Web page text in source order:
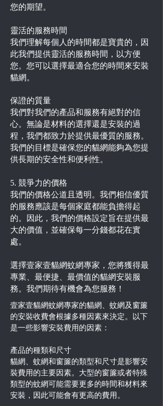
您的期望。
靈活的服務時間
我們理解每個人的時間都是寶貴的，因
此我們提供靈活的服務時間，以方便
您。您可以選擇最適合您的時間來安裝
貓網。
保證的質量
我們對我們的產品和服務有絕對的信
心。無論是材料的選擇還是安裝的過
程，我們都致力於提供最優質的服務。
我們的目標是確保您的貓網能夠為您提
供長期的安全性和便利性。
5. 競爭力的價格
我們的價格公道且透明。我們相信優質
的服務應該是每個家庭都能負擔得起
的。因此，我們的價格設定旨在提供最
大的價值，並確保每一分錢都花在實
處。
選擇壹家壹貓網蚊網專家，您將獲得最
專業、最便捷、最價值的貓網安裝服
務。我們期待有機會為您服務！
壹家壹貓網蚊網專家的貓網、蚊網及窗簾
的安裝收費會根據多種因素來決定。以下
是一些影響安裝費用的因素：
產品的種類和尺寸
貓網、蚊網和窗簾的類型和尺寸是影響安
裝費用的主要因素。大型的窗簾或者特殊
類型的蚊網可能需要更多的時間和材料來
安裝，因此可能會有更高的費用。